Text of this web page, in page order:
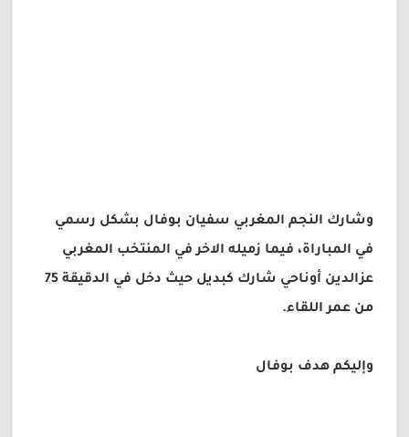
وشارك النجم المغربي سفيان بوفال بشكل رسمي
في المباراة، فيما زميله الاخر في المنتخب المغربي
عزالدين أوناحي شارك كبديل حيث دخل في الدقيقة 75
من عمر اللقاء.
وإليكم هدف بوفال